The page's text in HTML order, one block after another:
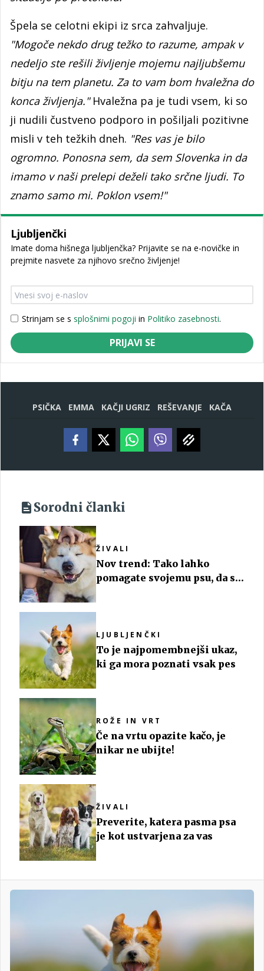
Špela se celotni ekipi iz srca zahvaljuje.
"Mogoče nekdo drug težko to razume, ampak v
nedeljo ste rešili življenje mojemu najljubšemu
bitju na tem planetu. Za to vam bom hvaležna do
konca življenja."Hvaležna pa je tudi vsem, ki so
ji nudili čustveno podporo in pošiljali pozitivne
misli v teh težkih dneh. "Res vas je bilo
ogromno. Ponosna sem, da sem Slovenka in da
imamo v naši prelepi deželi tako srčne ljudi. To
znamo samo mi. Poklon vsem!"
Ljubljenčki
Imate doma hišnega ljubljenčka? Prijavite se na e-novičke in
prejmite nasvete za njihovo srečno življenje!
Strinjam se s splošnimi pogoji in Politiko zasebnosti.
PRIJAVI SE
PSIČKA EMMA KAČJI UGRIZ REŠEVANJE KAČA
Sorodni članki
ŽIVALI
Nov trend: Tako lahko
pomagate svojemu psu, da se
LJUBLJENČKI
To je najpomembnejši ukaz,
ki ga mora poznati vsak pes
ROŽE IN VRT
Če na vrtu opazite kačo, je
nikar ne ubijte!
ŽIVALI
Preverite, katera pasma psa
je kot ustvarjena za vas